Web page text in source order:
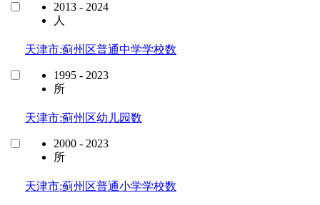
2013 - 2024
人
天津市:蓟州区普通中学学校数
1995 - 2023
所
天津市:蓟州区幼儿园数
2000 - 2023
所
天津市:蓟州区普通小学学校数